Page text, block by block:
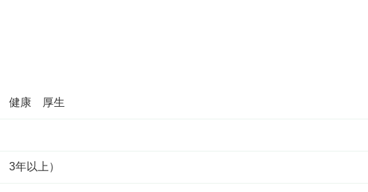
健康 厚生
年以上）